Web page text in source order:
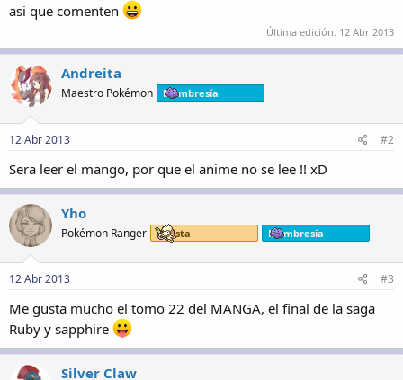
asi que comenten
Última edición: 12 Abr 2013
Andreita
Maestro Pokémon Membresía
12 Abr 2013 #2
Sera leer el mango, por que el anime no se lee !! xD
Yho
Pokémon Ranger Artista Membresía
12 Abr 2013 #3
Me gusta mucho el tomo 22 del MANGA, el final de la saga
Ruby y sapphire
Silver Claw